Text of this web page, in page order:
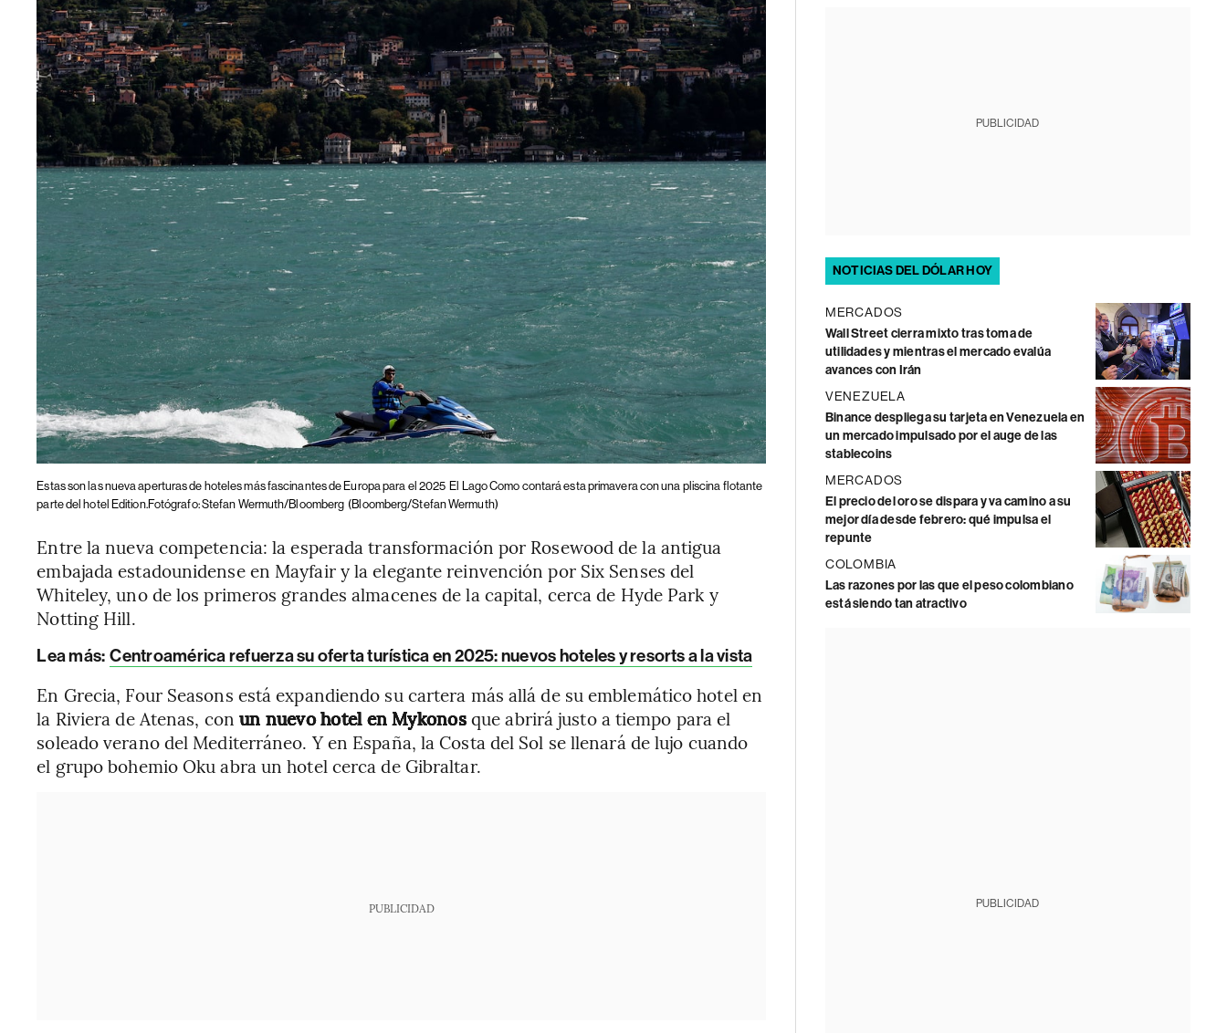
Estas son las nueva aperturas de hoteles más fascinantes de Europa para el 2025 El Lago Como contará esta primavera con una pliscina flotante
parte del hotel Edition.Fotógrafo: Stefan Wermuth/Bloomberg (Bloomberg/Stefan Wermuth)
Entre la nueva competencia: la esperada transformación por Rosewood de la antigua
embajada estadounidense en Mayfair y la elegante reinvención por Six Senses del
Whiteley, uno de los primeros grandes almacenes de la capital, cerca de Hyde Park y
Notting Hill.
Lea más: Centroamérica refuerza su oferta turística en 2025: nuevos hoteles y resorts a la vista
En Grecia, Four Seasons está expandiendo su cartera más allá de su emblemático hotel en
la Riviera de Atenas, con un nuevo hotel en Mykonosque abrirá justo a tiempo para el
soleado verano del Mediterráneo. Y en España, la Costa del Sol se llenará de lujo cuando
el grupo bohemio Oku abra un hotel cerca de Gibraltar.
PUBLICIDAD
PUBLICIDAD
NOTICIAS DEL DÓLAR HOY
MERCADOS
Wall Street cierra mixto tras toma de
utilidades y mientras el mercado evalúa
avances con Irán
VENEZUELA
Binance despliega su tarjeta en Venezuela en
un mercado impulsado por el auge de las
stablecoins
MERCADOS
El precio del oro se dispara y va camino a su
mejor día desde febrero: qué impulsa el
repunte
COLOMBIA
Las razones por las que el peso colombiano
está siendo tan atractivo
PUBLICIDAD